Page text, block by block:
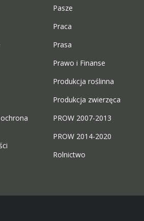
Pasze
Praca
Prasa
Prawo i Finanse
Produkcja roślinna
Produkcja zwierzęca
PROW 2007-2013
PROW 2014-2020
Rolnictwo